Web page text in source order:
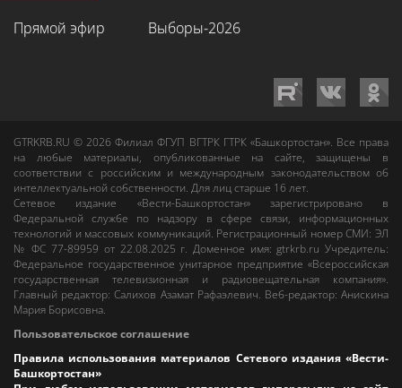
Прямой эфир Выборы-2026
GTRKRB.RU © 2026Филиал ФГУП ВГТРК ГТРК «Башкортостан». Все права
на любые материалы, опубликованные на сайте, защищены в
соответствии с российским и международным законодательством об
интеллектуальной собственности. Для лиц старше 16 лет.
Сетевое издание «Вести-Башкортостан»зарегистрировано в
Федеральной службе по надзору в сфере связи, информационных
технологий и массовых коммуникаций. Регистрационный номер СМИ: ЭЛ
№ ФС 77-89959 от 22.08.2025 г. Доменное имя:gtrkrb.ru Учредитель:
Федеральное государственное унитарное предприятие «Всероссийская
государственная телевизионная и радиовещательная компания».
Главный редактор:Салихов Азамат Рафаэлевич. Веб-редактор:Анискина
Мария Борисовна.
Пользовательское соглашение
Правила использования материалов Сетевого издания «Вести-
Башкортостан»